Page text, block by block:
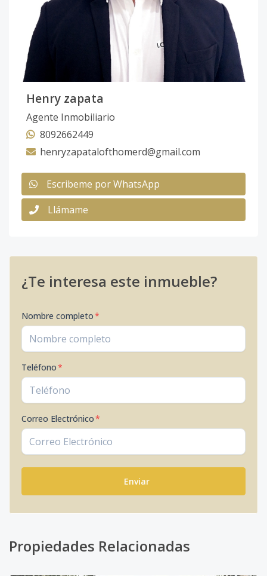
Henry zapata
Agente Inmobiliario
8092662449
henryzapatalofthomerd@gmail.com
Escribeme por WhatsApp
Llámame
¿Te interesa este inmueble?
Nombre completo*
Teléfono*
Correo Electrónico*
Enviar
Propiedades Relacionadas